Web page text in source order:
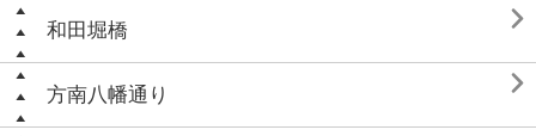
和田堀橋 
方南八幡通り 